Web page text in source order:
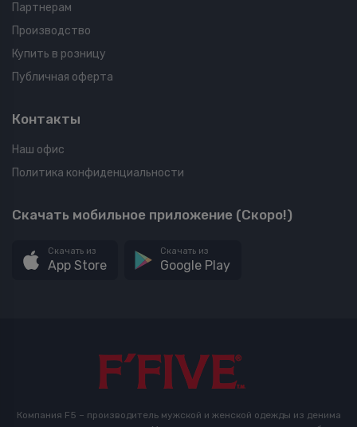
Партнерам
Производство
Купить в розницу
Публичная оферта
Контакты
Наш офис
Политика конфиденциальности
Скачать мобильное приложение (Скоро!)
Скачать из
App Store
Скачать из
Google Play
Компания F5 – производитель мужской и женской одежды из денима